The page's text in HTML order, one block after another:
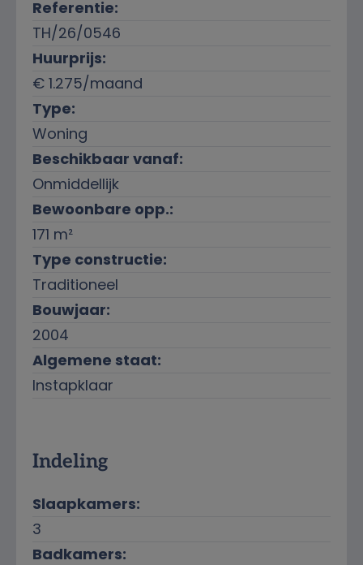
Referentie:
TH/26/0546
Huurprijs:
€ 1.275/maand
Type:
Woning
Beschikbaar vanaf:
Onmiddellijk
Bewoonbare opp.:
171 m²
Type constructie:
Traditioneel
Bouwjaar:
2004
Algemene staat:
Instapklaar
Indeling
Slaapkamers:
3
Badkamers: